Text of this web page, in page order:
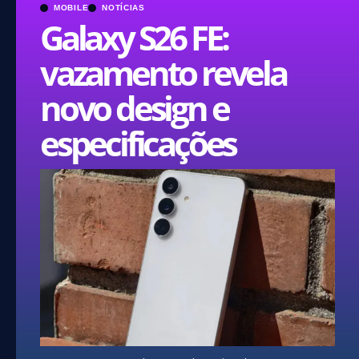
MOBILE NOTÍCIAS
Galaxy S26 FE:
vazamento revela
novo design e
especificações